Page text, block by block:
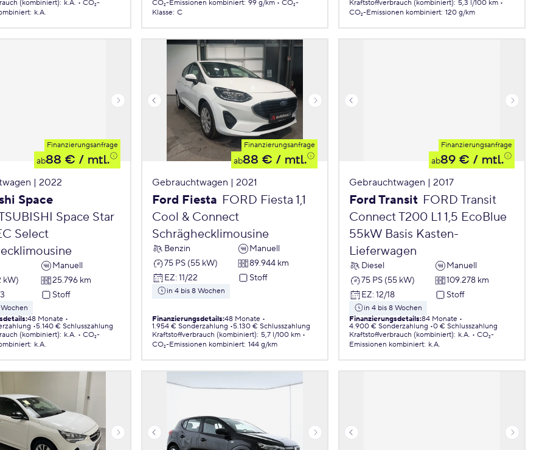
(kombiniert): k.A.
CO₂-
: k.A.
CO₂-Emissionen kombiniert: 99 g/km
CO₂-
Klasse: C
Kraftstoffverbrauch (kombiniert): 5,3 l/100 km
CO₂-Emissionen kombiniert: 120 g/km
Finanzierungsanfrage
ab88 € / mtl.
| 2022
Space
Space Star
Select
Manuell
kW)
25.796 km
Stoff
:48 Monate
5.140 € Schlusszahlung
(kombiniert): k.A.
CO₂-
: k.A.
Finanzierungsanfrage
ab88 € / mtl.
Gebrauchtwagen | 2021
Ford Fiesta FORD Fiesta 1,1
Cool & Connect
Schräghecklimousine
Benzin
Manuell
75 PS (55 kW)
89.944 km
EZ: 11/22 Stoff
in 4 bis 8 Wochen
Finanzierungsdetails:48 Monate
1.954 € Sonderzahlung 5.130 € Schlusszahlung
Kraftstoffverbrauch (kombiniert): 5,7 l/100 km
CO₂-Emissionen kombiniert: 144 g/km
Finanzierungsanfrage
ab89 € / mtl.
Gebrauchtwagen | 2017
Ford Transit FORD Transit
Connect T200 L1 1,5 EcoBlue
55kW Basis Kasten-
Lieferwagen
Diesel
Manuell
75 PS (55 kW)
109.278 km
EZ: 12/18 Stoff
in 4 bis 8 Wochen
Finanzierungsdetails:84 Monate
4.900 € Sonderzahlung 0 € Schlusszahlung
Kraftstoffverbrauch (kombiniert): k.A.
CO₂-
Emissionen kombiniert: k.A.